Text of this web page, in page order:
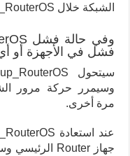
الشبكة خلال Master_RouterOS.
فشل في الأجهزة أو
مرة أخرى.